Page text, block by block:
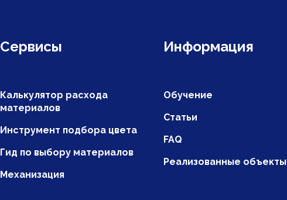
Сервисы Информация
Калькулятор расхода
материалов
Инструмент подбора цвета
Гид по выбору материалов
Механизация
Обучение
Статьи
FAQ
Реализованные объекты